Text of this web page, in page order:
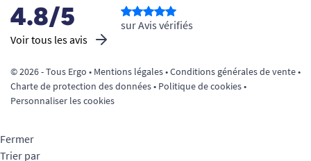
4.8/5
Voir tous les avis
sur Avis vérifiés
© 2026 - Tous Ergo • Mentions légales•Conditions générales de vente•
Charte de protection des données• Politique de cookies•
Personnaliser les cookies
Fermer
Trier par